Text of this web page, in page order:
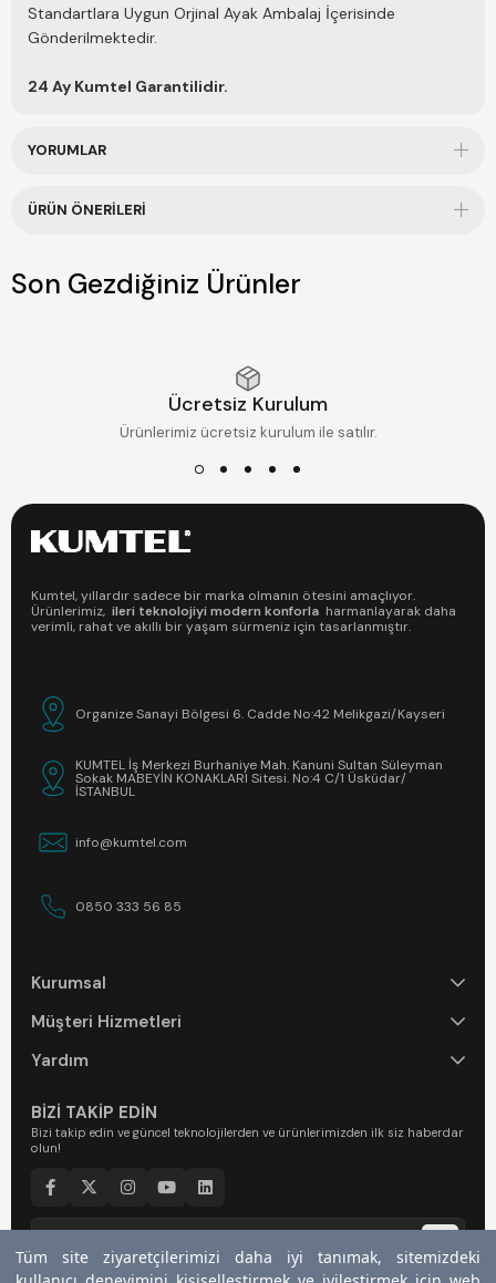
Tüm site ziyaretçilerimizi daha iyi tanımak, sitemizdeki
Tüm site ziyaretçilerimizi daha iyi tanımak, sitemizdeki
Standartlara Uygun Orjinal Ayak Ambalaj İçerisinde
Gönderilmektedir.
24 Ay Kumtel Garantilidir.
YORUMLAR
ÜRÜN ÖNERILERI
Son Gezdiğiniz Ürünler
Ücretsiz Kurulum
Ürünlerimiz ücretsiz kurulum ile satılır.
Kumtel, yıllardır sadece bir marka olmanın ötesini amaçlıyor.
Ürünlerimiz, ileri teknolojiyi modern konforla harmanlayarak daha
verimli, rahat ve akıllı bir yaşam sürmeniz için tasarlanmıştır.
Organize Sanayi Bölgesi 6. Cadde No:42 Melikgazi/Kayseri
KUMTEL İş Merkezi Burhaniye Mah. Kanuni Sultan Süleyman
Sokak MABEYİN KONAKLARI Sitesi. No:4 C/1 Üsküdar/
İSTANBUL
info@kumtel.com
0850 333 56 85
Kurumsal
Müşteri Hizmetleri
Yardım
BİZİ TAKİP EDİN
Bizi takip edin ve güncel teknolojilerden ve ürünlerimizden ilk siz haberdar
olun!
Bültenimize kaydolarakKullanım ŞartlarıveGizlilik Politikasınıkabul